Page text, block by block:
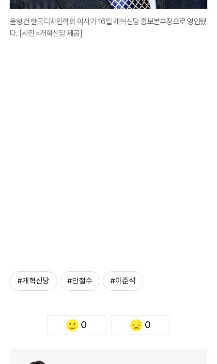
윤형건 한국디자인학회 이사가 16일 개혁신당 홍보본부장으로 영입됐
다. [사진=개혁신당 제공]
#개혁신당 #안철수 #이준석
0 0